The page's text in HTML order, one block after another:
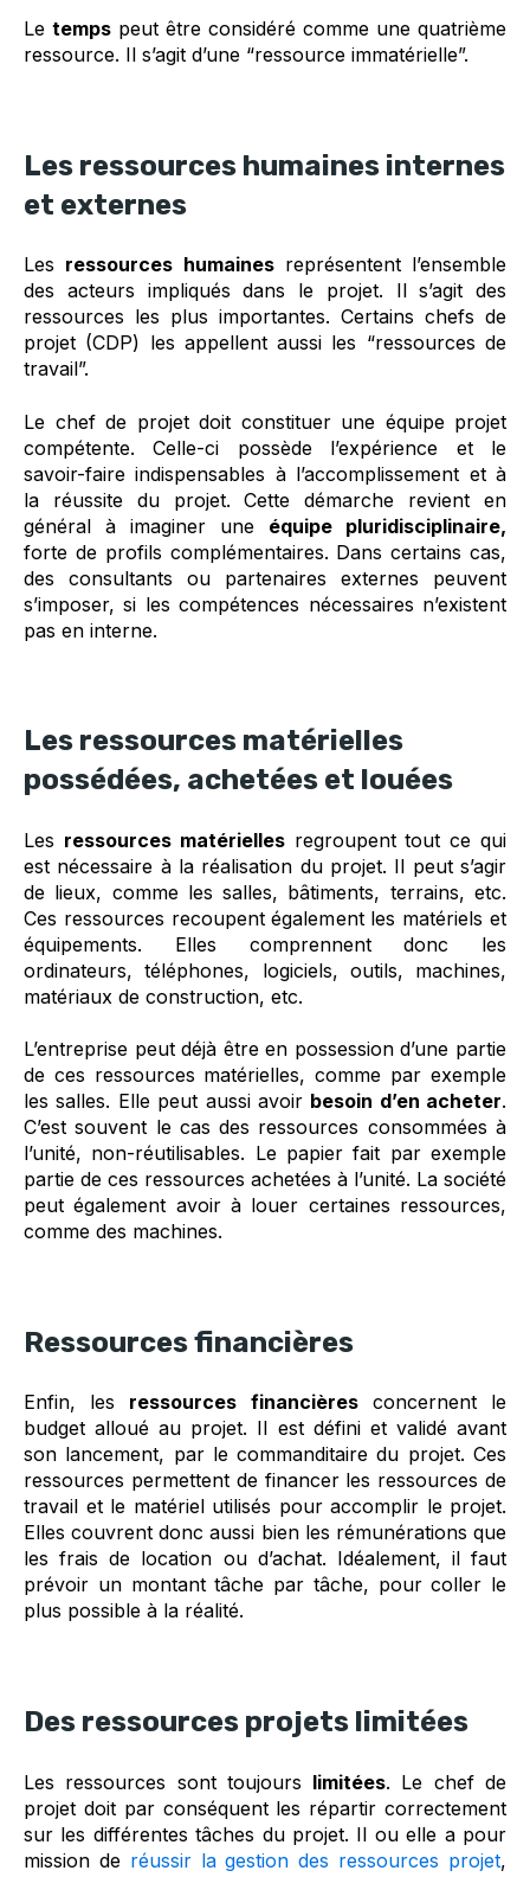
Le temps peut être considéré comme une quatrième
ressource. Il s’agit d’une “ressource immatérielle”.
Les ressources humaines internes
et externes
Les ressources humainesreprésentent l’ensemble
des acteurs impliqués dans le projet. Il s’agit des
ressources les plus importantes. Certains chefs de
projet (CDP) les appellent aussi les “ressources de
travail”.
Le chef de projet doit constituer une équipe projet
compétente. Celle-ci possède l’expérience et le
savoir-faire indispensables à l’accomplissement et à
la réussite du projet. Cette démarche revient en
général à imaginer une équipe pluridisciplinaire,
forte de profils complémentaires. Dans certains cas,
des consultants ou partenaires externes peuvent
s’imposer, si les compétences nécessaires n’existent
pas en interne.
Les ressources matérielles
possédées, achetées et louées
Les ressources matériellesregroupent tout ce qui
est nécessaire à la réalisation du projet. Il peut s’agir
de lieux, comme les salles, bâtiments, terrains, etc.
Ces ressources recoupent également les matériels et
équipements. Elles comprennent donc les
ordinateurs, téléphones, logiciels, outils, machines,
matériaux de construction, etc.
L’entreprise peut déjà être en possession d’une partie
de ces ressources matérielles, comme par exemple
les salles. Elle peut aussi avoir besoin d’en acheter.
C’est souvent le cas des ressources consommées à
l’unité, non-réutilisables. Le papier fait par exemple
partie de ces ressources achetées à l’unité. La société
peut également avoir à louer certaines ressources,
comme des machines.
Ressources financières
Enfin, les ressources financièresconcernent le
budget alloué au projet. Il est défini et validé avant
son lancement, par le commanditaire du projet. Ces
ressources permettent de financer les ressources de
travail et le matériel utilisés pour accomplir le projet.
Elles couvrent donc aussi bien les rémunérations que
les frais de location ou d’achat. Idéalement, il faut
prévoir un montant tâche par tâche, pour coller le
plus possible à la réalité.
Des ressources projets limitées
Les ressources sont toujours limitées. Le chef de
projet doit par conséquent les répartir correctement
sur les différentes tâches du projet. Il ou elle a pour
mission de réussir la gestion des ressources projet,